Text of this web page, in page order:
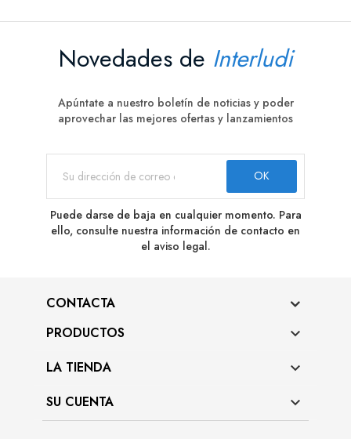
Novedades de Interludi
Apúntate a nuestro boletín de noticias y poder
aprovechar las mejores ofertas y lanzamientos
Puede darse de baja en cualquier momento. Para
ello, consulte nuestra información de contacto en
el aviso legal.
CONTACTA
PRODUCTOS

LA TIENDA 
SU CUENTA 